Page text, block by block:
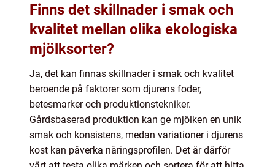
Finns det skillnader i smak och
kvalitet mellan olika ekologiska
mjölksorter?
Ja, det kan finnas skillnader i smak och kvalitet
beroende på faktorer som djurens foder,
betesmarker och produktionstekniker.
Gårdsbaserad produktion kan ge mjölken en unik
smak och konsistens, medan variationer i djurens
kost kan påverka näringsprofilen. Det är därför